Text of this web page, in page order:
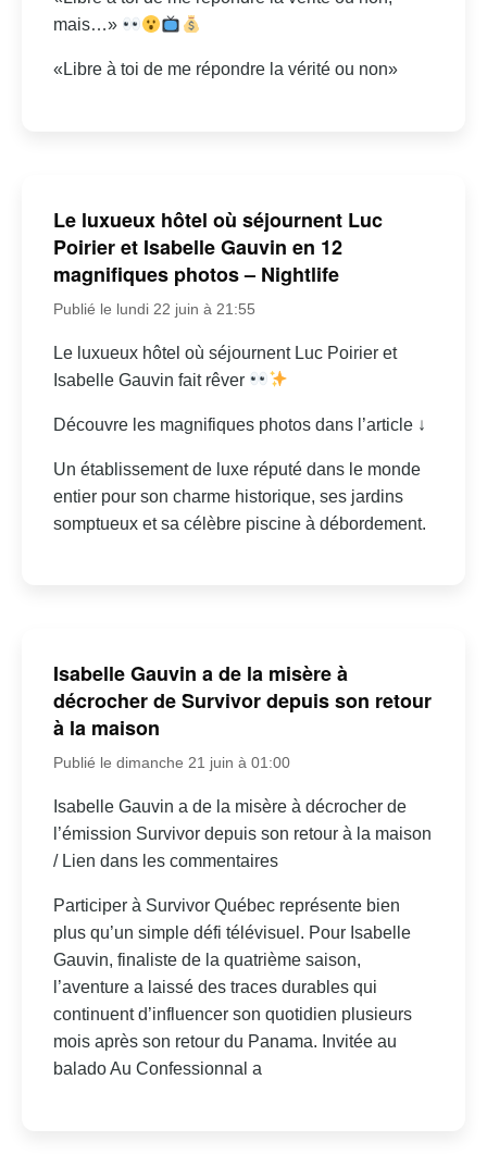
mais…»
«Libre à toi de me répondre la vérité ou non»
Le luxueux hôtel où séjournent Luc
Poirier et Isabelle Gauvin en 12
magnifiques photos – Nightlife
Publié le lundi 22 juin à 21:55
Le luxueux hôtel où séjournent Luc Poirier et
Isabelle Gauvin fait rêver
Découvre les magnifiques photos dans l’article ↓
Un établissement de luxe réputé dans le monde
entier pour son charme historique, ses jardins
somptueux et sa célèbre piscine à débordement.
Isabelle Gauvin a de la misère à
décrocher de Survivor depuis son retour
à la maison
Publié le dimanche 21 juin à 01:00
Isabelle Gauvin a de la misère à décrocher de
l’émission Survivor depuis son retour à la maison
/ Lien dans les commentaires
Participer à Survivor Québec représente bien
plus qu’un simple défi télévisuel. Pour Isabelle
Gauvin, finaliste de la quatrième saison,
l’aventure a laissé des traces durables qui
continuent d’influencer son quotidien plusieurs
mois après son retour du Panama. Invitée au
balado Au Confessionnal a